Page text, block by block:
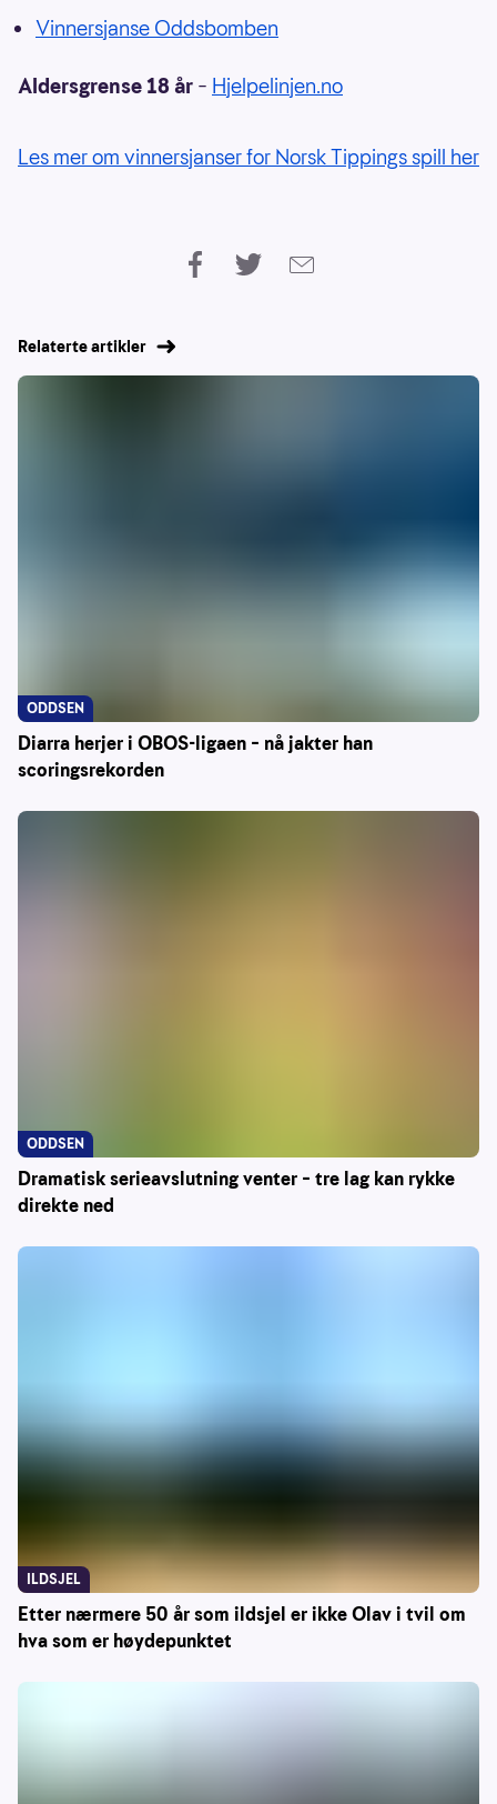
10.02.99 Italia - Norge 0-0 (privatkamp)
03.06.00 Norge - Italia 1-0 (privatkamp)
06.06.25 Norge - Italia 3-0 (VM-kval)
Vinnersjanse Oddsbomben
Aldersgrense 18 år – Hjelpelinjen.no
Les mer om vinnersjanser for Norsk Tippings spill her
Relaterte artikler
Diarra herjer i OBOS-ligaen – nå jakter han
scoringsrekorden
ODDSEN
Dramatisk serieavslutning venter – tre lag kan rykke
direkte ned
ODDSEN
Etter nærmere 50 år som ildsjel er ikke Olav i tvil om
hva som er høydepunktet
ILDSJEL